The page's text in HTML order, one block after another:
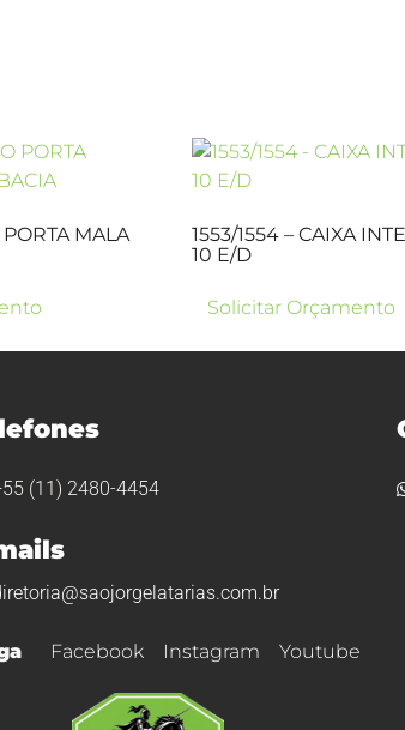
MALA
1553/1554 – CAIXA
10 E/D
Solicitar Orçamento
(11) 2480-4454
Facebook Instagram Youtube